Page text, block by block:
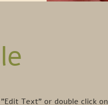
Text" or double click on